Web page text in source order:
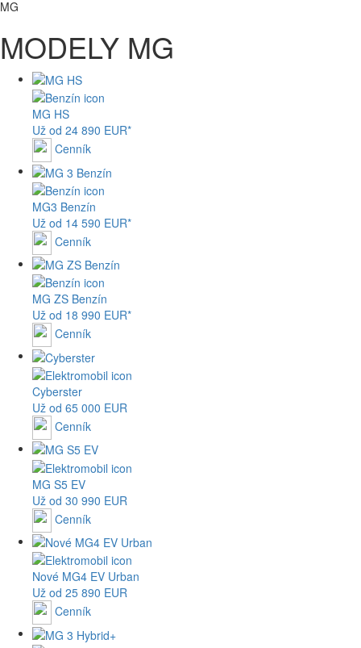
MG
MODELY MG
MG HS
Už od 24 890 EUR*
Cenník
MG3 Benzín
Už od 14 590 EUR*
Cenník
MG ZS Benzín
Už od 18 990 EUR*
Cenník
Cyberster
Už od 65 000 EUR
Cenník
MG S5 EV
Už od 30 990 EUR
Cenník
Nové MG4 EV Urban
Už od 25 890 EUR
Cenník